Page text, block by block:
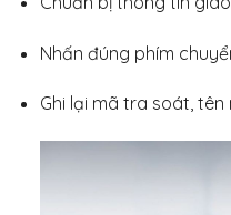
Nhấn đúng phím
Ghi lại mã tra soát, tên